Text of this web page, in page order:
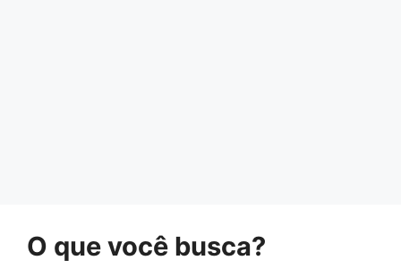
O que você busca?